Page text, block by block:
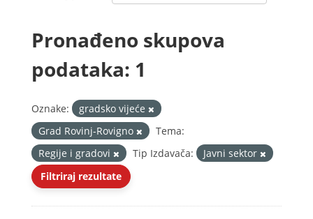
Pronađeno skupova
podataka: 1
Oznake:
gradsko vijeće
Grad Rovinj-Rovigno
Tema:
Regije i gradovi
Tip Izdavača:
Javni sektor
Filtriraj rezultate